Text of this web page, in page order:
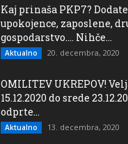
Kaj prinaša PKP7?
upokojence, zaposlene,
gospodarstvo…. Nihče...
Aktualno 20. decembra, 2020
OMILITEV UKREPOV!
15.12.2020 do srede
odprte...
Aktualno 13. decembra, 2020